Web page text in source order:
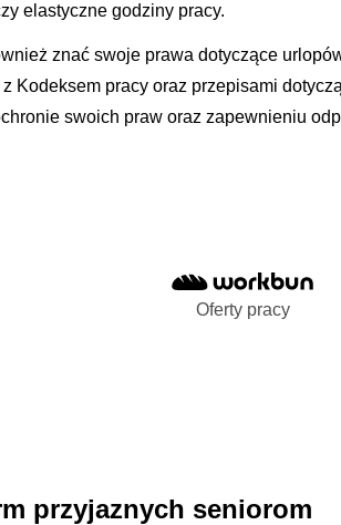
elastyczne godziny pracy.
znać swoje prawa dotyczące
Kodeksem pracy oraz przepisami
swoich praw oraz zapewnieniu
Oferty pracy
przyjaznych seniorom